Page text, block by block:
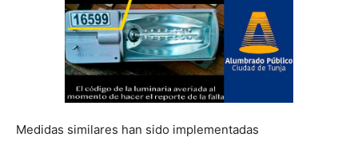
Medidas similares han sido implementadas